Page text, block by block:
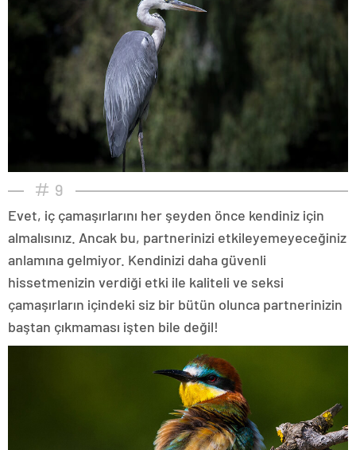
9
Evet, iç çamaşırlarını her şeyden önce kendiniz için
almalısınız. Ancak bu, partnerinizi etkileyemeyeceğiniz
anlamına gelmiyor. Kendinizi daha güvenli
hissetmenizin verdiği etki ile kaliteli ve seksi
çamaşırların içindeki siz bir bütün olunca partnerinizin
baştan çıkmaması işten bile değil!